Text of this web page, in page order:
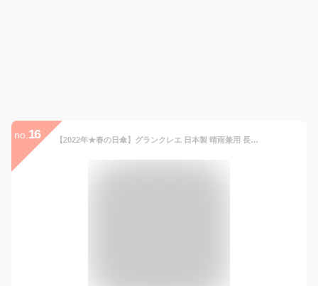
no. 16 【2022年★春の日傘】グランクレエ 日本製 晴雨兼用 長傘 日傘 雨傘 ふじやま織 UVカット加工＆撥水加工 木製 親骨50cm 340g 8本骨 手開き 母の日 敬老の日 ギフト 槙田商店 [宅配便送料無料] [ラッピング無料][あす楽可]